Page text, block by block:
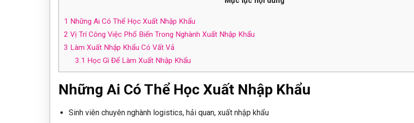
1 Những Ai Có Thể Học Xuất Nhập Khẩu
2 Vị Trí Công Việc Phổ Biến Trong Nghành Xuất Nhập Khẩu
3 Làm Xuất Nhập Khẩu Có Vất Vả
3.1 Học Gì Để Làm Xuất Nhập Khẩu
Những Ai Có Thể Học Xuất Nhập Khẩu
Sinh viên chuyên nghành logistics, hải quan, xuất nhập khẩu